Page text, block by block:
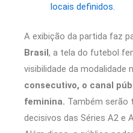
locais definidos.
A exibição da partida faz
Brasil, a tela do futebol
visibilidade da modalidade
consecutivo, o canal
feminina. Também
decisivos das Séries A2 e